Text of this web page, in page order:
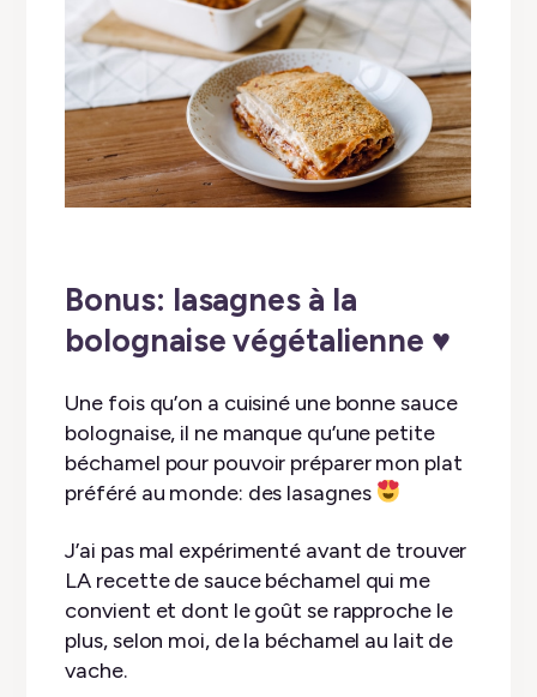
Bonus: lasagnes à la
bolognaise végétalienne ♥︎
Une fois qu’on a cuisiné une bonne sauce
bolognaise, il ne manque qu’une petite
béchamel pour pouvoir préparer mon plat
préféré au monde: des lasagnes
J’ai pas mal expérimenté avant de trouver
LA recette de sauce béchamel qui me
convient et dont le goût se rapproche le
plus, selon moi, de la béchamel au lait de
vache.